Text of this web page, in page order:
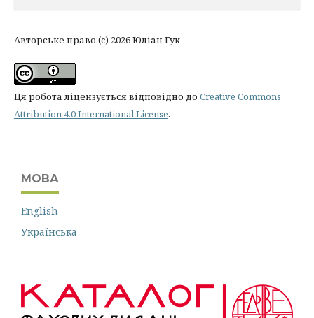
Авторське право (c) 2026 Юліан Гук
Ця робота ліцензується відповідно до Creative Commons
Attribution 4.0 International License.
МОВА
English
Українська